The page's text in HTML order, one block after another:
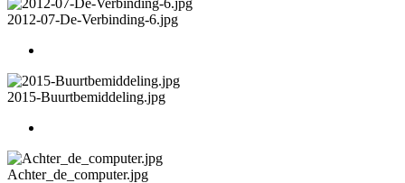
2012-07-De-Verbinding-6.jpg
2015-Buurtbemiddeling.jpg
Achter_de_computer.jpg